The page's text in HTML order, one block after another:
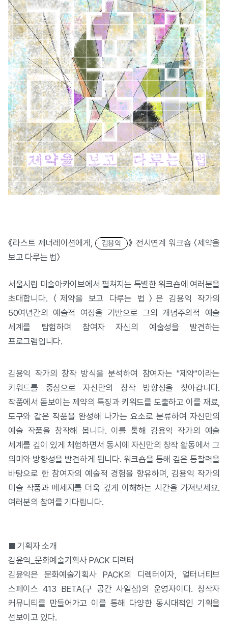
《라스트 제너레이션에게, 김용익
》 전시연계 워크숍 〈제약을
보고 다루는 법〉
서울시립 미술아카이브에서 펼쳐지는 특별한 워크숍에 여러분을
초대합니다. 〈제약을 보고 다루는 법〉은 김용익 작가의
50여년간의 예술적 여정을 기반으로 그의 개념주의적 예술
세계를 탐험하며 참여자 자신의 예술성을 발견하는
프로그램입니다.
김용익 작가의 창작 방식을 분석하여 참여자는 "제약"이라는
키워드를 중심으로 자신만의 창작 방향성을 찾아갑니다.
작품에서 돋보이는 제약의 특징과 키워드를 도출하고 이를 재료,
도구와 같은 작품을 완성해 나가는 요소로 분류하여 자신만의
예술 작품을 창작해 봅니다. 이를 통해 김용익 작가의 예술
세계를 깊이 있게 체험하면서 동시에 자신만의 창작 활동에서 그
의미와 방향성을 발견하게 됩니다. 워크숍을 통해 깊은 통찰력을
바탕으로 한 참여자의 예술적 경험을 향유하며, 김용익 작가의
미술 작품과 메세지를 더욱 깊게 이해하는 시간을 가져보세요.
여러분의 참여를 기다립니다.
■기획자 소개
김윤익_문화예술기획사 PACK 디렉터
김윤익은 문화예술기획사 PACK의 디렉터이자, 얼터너티브
스페이스 413 BETA(구 공간 사일삼)의 운영자이다. 창작자
커뮤니티를 만들어가고 이를 통해 다양한 동시대적인 기획을
선보이고 있다.